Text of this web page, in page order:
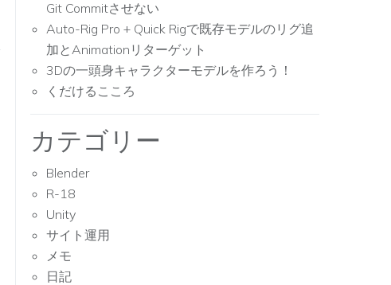
Git Commitさせない
Auto-Rig Pro + Quick Rigで既存モデルのリグ追
加とAnimationリターゲット
3Dの一頭身キャラクターモデルを作ろう！
くだけるこころ
カテゴリー
Blender
R-18
Unity
サイト運用
メモ
日記